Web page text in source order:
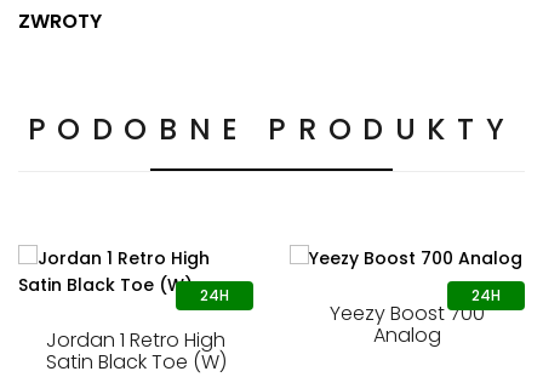
ZWROTY
PODOBNE PRODUKTY
Jordan 1 Retro High
Satin Black Toe (W)
Yeezy Boost 700
Analog